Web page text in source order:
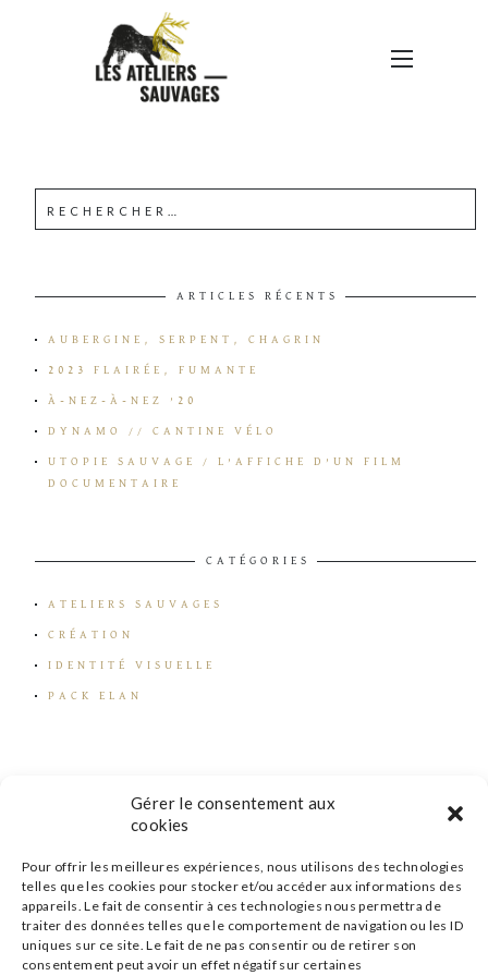
Gérer le consentement aux
cookies
Pour offrir les meilleures expériences, nous utilisons des technologies
telles que les cookies pour stocker et/ou accéder aux informations des
appareils. Le fait de consentir à ces technologies nous permettra de
traiter des données telles que le comportement de navigation ou les ID
uniques sur ce site. Le fait de ne pas consentir ou de retirer son
consentement peut avoir un effet négatif sur certaines
1687766259947 (1)
ARTICLES RÉCENTS
AUBERGINE, SERPENT, CHAGRIN
2023 FLAIRÉE, FUMANTE
À-NEZ-À-NEZ ’20
DYNAMO // CANTINE VÉLO
UTOPIE SAUVAGE / L’AFFICHE D’UN FILM
DOCUMENTAIRE
CATÉGORIES
ATELIERS SAUVAGES
CRÉATION
IDENTITÉ VISUELLE
PACK ELAN